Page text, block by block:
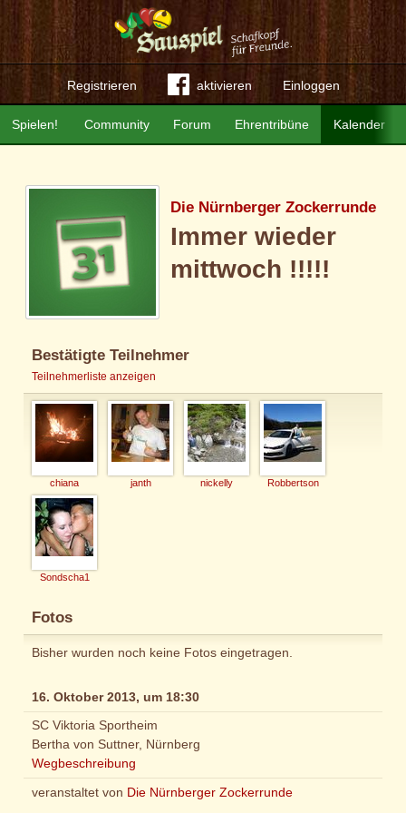
Registrieren aktivieren Einloggen
Community Forum Ehrentribüne Kalender
Spielen!
Die Nürnberger Zockerrunde
Immer wieder
mittwoch !!!!!
Bestätigte Teilnehmer
Teilnehmerliste anzeigen
chiana janth nickelly Robbertson
Sondscha1
Fotos
Bisher wurden noch keine Fotos eingetragen.
16. Oktober 2013, um 18:30
SC Viktoria Sportheim
Bertha von Suttner, Nürnberg
Wegbeschreibung
veranstaltet von Die Nürnberger Zockerrunde